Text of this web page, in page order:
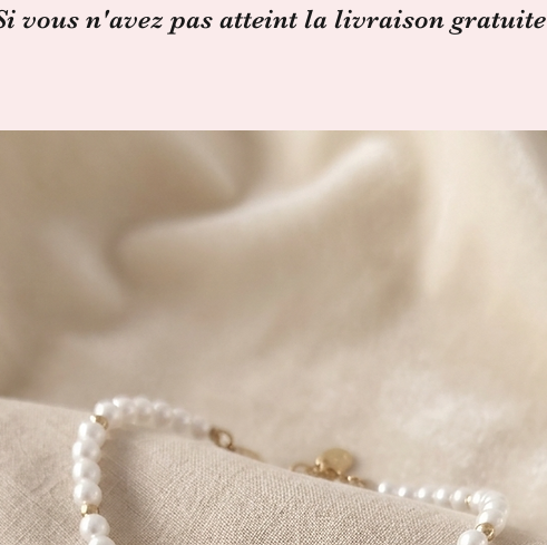
vous n'avez pas atteint la livraison gratuite